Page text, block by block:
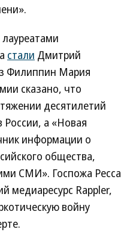
стали Дмитрий
Филиппин Мария
сказано, что
десятилетий
а «Новая
информации о
общества,
СМИ». Госпожа Ресса
медиаресурс Rappler,
войну